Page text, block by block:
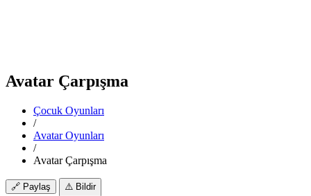
Avatar Çarpışma
Çocuk Oyunları
/
Avatar Oyunları
/
Avatar Çarpışma
🔗 Paylaş ⚠️ Bildir